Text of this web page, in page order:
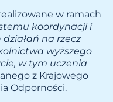
w ramach
koordynacji i
na rzecz
wyższego
w tym uczenia
z Krajowego
Odporności.